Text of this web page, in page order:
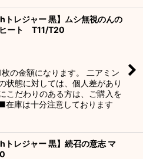
トレジャー 黒】ムシ無視のんの
ート T11/T20
の金額になります。 二アミン
状態に対しては、個人差があり
こだわりのある方は、ご購入を
在庫は十分注意しております
トレジャー 黒】続召の意志 マ